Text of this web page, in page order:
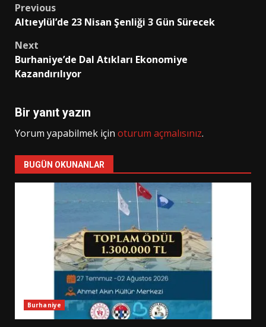
Post
navigation
Previous
Altıeylül’de 23 Nisan Şenliği 3 Gün Sürecek
Next
Burhaniye’de Dal Atıkları Ekonomiye
Kazandırılıyor
Bir yanıt yazın
Yorum yapabilmek için oturum açmalısınız.
BUGÜN OKUNANLAR
Burhaniye